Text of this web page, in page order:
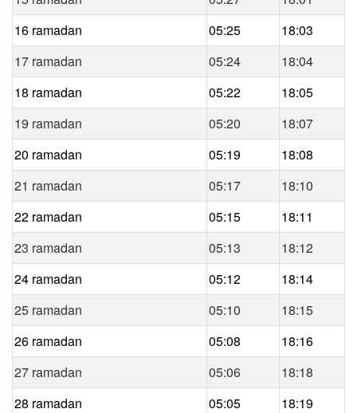
16 ramadan
05:25
18:03
17 ramadan
05:24
18:04
18 ramadan
05:22
18:05
19 ramadan
05:20
18:07
20 ramadan
05:19
18:08
21 ramadan
05:17
18:10
22 ramadan
05:15
18:11
23 ramadan
05:13
18:12
24 ramadan
05:12
18:14
25 ramadan
05:10
18:15
26 ramadan
05:08
18:16
27 ramadan
05:06
18:18
28 ramadan
05:05
18:19